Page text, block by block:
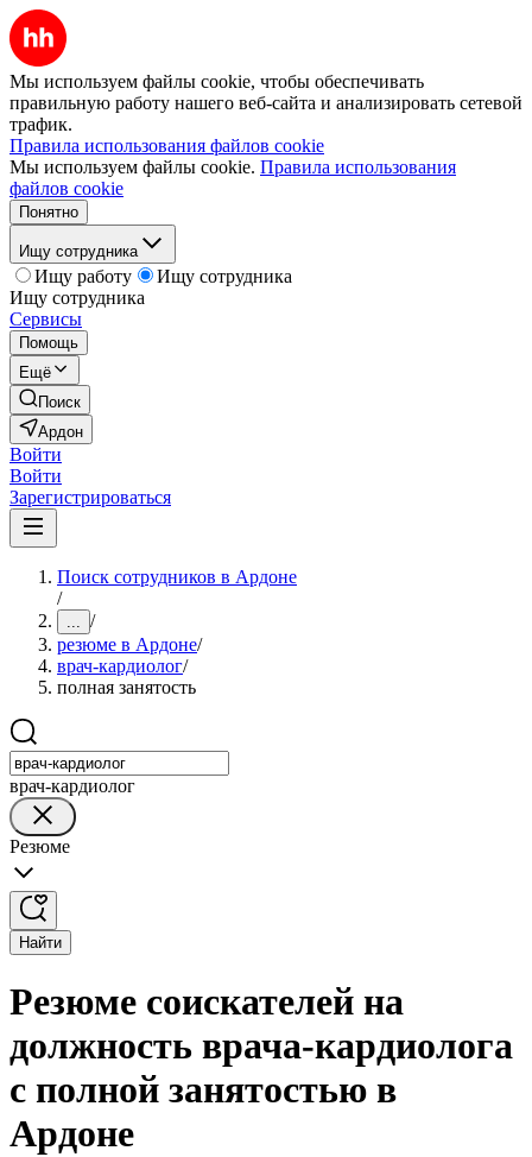
Мы используем файлы cookie, чтобы обеспечивать
правильную работу нашего веб-сайта и анализировать сетевой
трафик.
Правила использования файлов cookie
Мы используем файлы cookie. Правила использования
файлов cookie
Понятно
Ищу сотрудника
Ищу работу
Ищу сотрудника
Ищу сотрудника
Сервисы
Помощь
Ещё
Поиск
Ардон
Войти
Войти
Зарегистрироваться
Поиск сотрудников в Ардоне
/
... /
резюме в Ардоне/
врач-кардиолог/
полная занятость
врач-кардиолог
Резюме
Найти
Резюме соискателей на
должность врача-кардиолога
с полной занятостью в
Ардоне